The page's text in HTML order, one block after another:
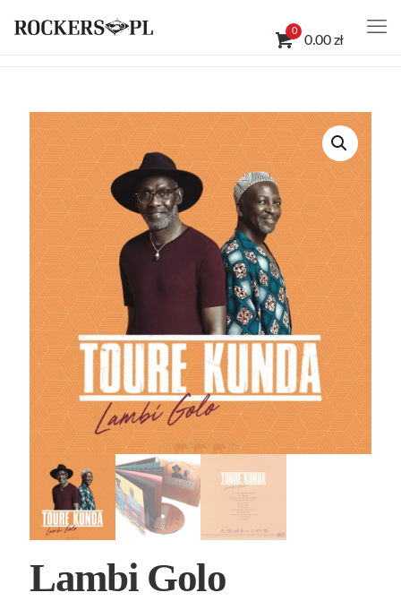
0
0.00 zł
Lambi Golo